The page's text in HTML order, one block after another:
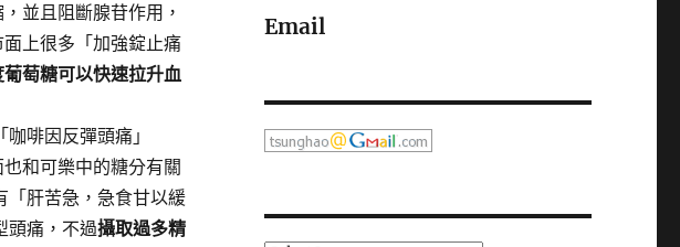
並且阻斷腺苷作用，
上很多「加強錠止痛
萄糖可以快速拉升血
啡因反彈頭痛」
和可樂中的糖分有關
「肝苦急，急食甘以緩
頭痛，不過攝取過多精
Email